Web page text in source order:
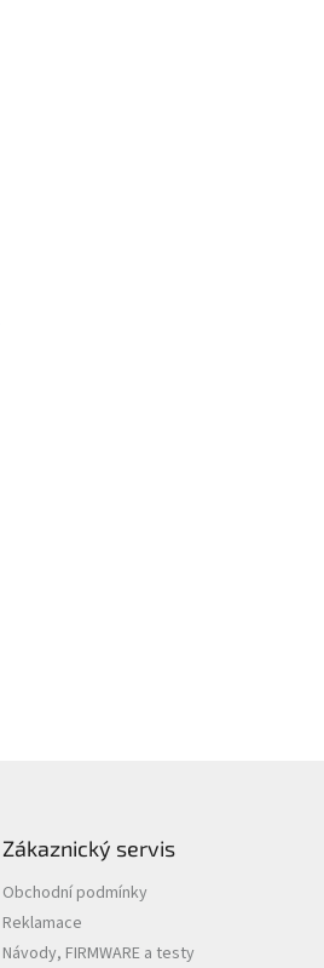
Zákaznický servis
Obchodní podmínky
Reklamace
Návody, FIRMWARE a testy